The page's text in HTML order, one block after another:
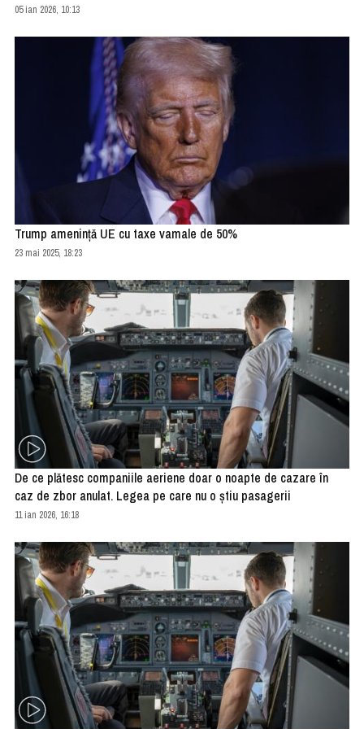
05 ian 2026, 10:13
Trump ameninţă UE cu taxe vamale de 50%
23 mai 2025, 18:23
De ce plătesc companiile aeriene doar o noapte de cazare în
caz de zbor anulat. Legea pe care nu o ştiu pasagerii
11 ian 2026, 16:18